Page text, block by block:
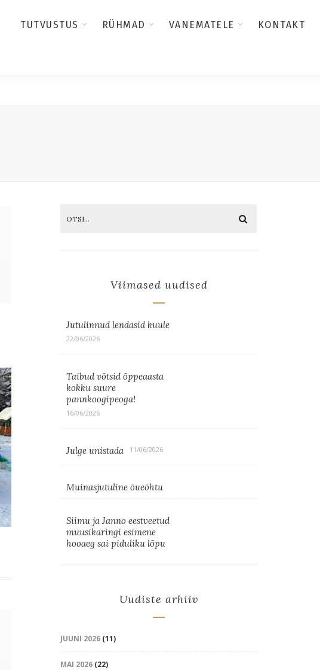
TUTVUSTUS RÜHMAD VANEMATELE KONTAKT
Viimased uudised
Jutulinnud lendasid kuule
22/06/2026
Taibud võtsid õppeaasta
kokku suure
pannkoogipeoga!
16/06/2026
Julge unistada 11/06/2026
Muinasjutuline õueõhtu
Siimu ja Janno eestveetud
muusikaringi esimene
hooaeg sai piduliku lõpu
Uudiste arhiiv
JUUNI 2026(11)
MAI 2026(22)